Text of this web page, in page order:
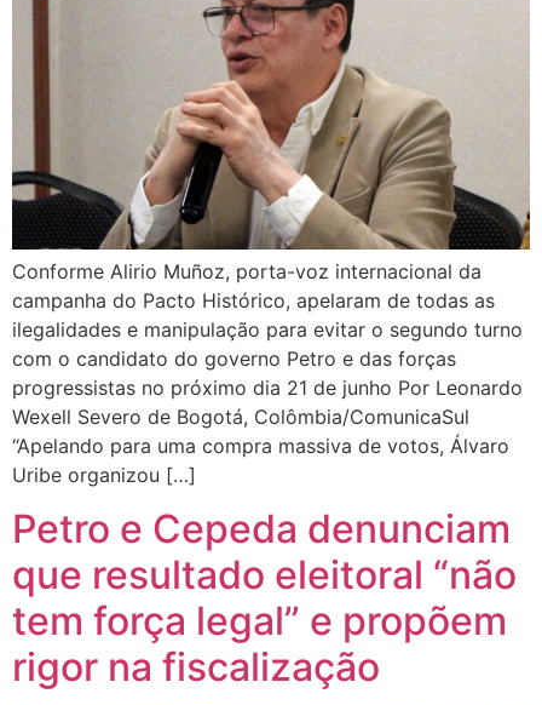
Conforme Alirio Muñoz, porta-voz internacional da
campanha do Pacto Histórico, apelaram de todas as
ilegalidades e manipulação para evitar o segundo turno
com o candidato do governo Petro e das forças
progressistas no próximo dia 21 de junho Por Leonardo
Wexell Severo de Bogotá, Colômbia/ComunicaSul
“Apelando para uma compra massiva de votos, Álvaro
Uribe organizou […]
Petro e Cepeda denunciam
que resultado eleitoral “não
tem força legal” e propõem
rigor na fiscalização